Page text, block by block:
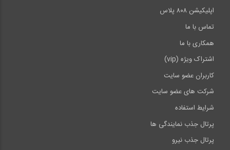
اپلیکیشن ۸۰۸ پلاس
تماس با ما
همکاری با ما
اشتراک ویژه (vip)
کاربران عضو سایت
شرکت های عضو سایت
شرایط استفاده
پرتال جذب نمایندگی ها
پرتال جذب نیرو